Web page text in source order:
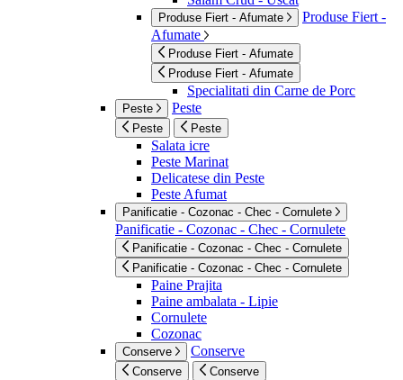
Produse Fiert - Afumate
Produse Fiert -
Afumate
Produse Fiert - Afumate
Produse Fiert - Afumate
Specialitati din Carne de Porc
Peste Peste
Peste Peste
Salata icre
Peste Marinat
Delicatese din Peste
Peste Afumat
Panificatie - Cozonac - Chec - Cornulete
Panificatie - Cozonac - Chec - Cornulete
Panificatie - Cozonac - Chec - Cornulete
Panificatie - Cozonac - Chec - Cornulete
Paine Prajita
Paine ambalata - Lipie
Cornulete
Cozonac
Conserve Conserve
Conserve Conserve